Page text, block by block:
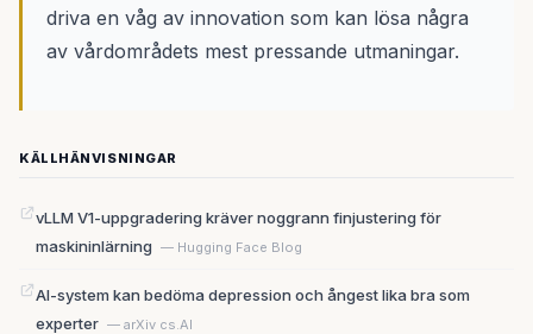
driva en våg av innovation som kan lösa några
av vårdområdets mest pressande utmaningar.
KÄLLHÄNVISNINGAR
vLLM V1-uppgradering kräver noggrann finjustering för
maskininlärning — Hugging Face Blog
AI-system kan bedöma depression och ångest lika bra som
experter — arXiv cs.AI